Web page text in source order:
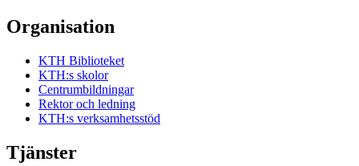
Organisation
KTH Biblioteket
KTH:s skolor
Centrumbildningar
Rektor och ledning
KTH:s verksamhetsstöd
Tjänster